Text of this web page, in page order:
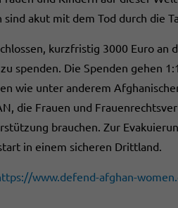
akut mit dem Tod durch die
kurzfristig 3000 Euro an
spenden. Die Spenden gehen
wie unter anderem
die Frauen und
brauchen. Zur
in einem sicheren Drittland.
www.defend-afghan-